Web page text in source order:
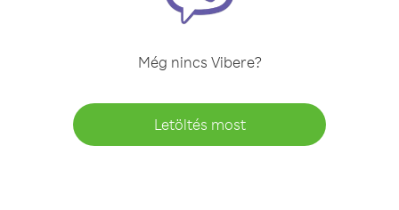
Még nincs Vibere?
Letöltés most